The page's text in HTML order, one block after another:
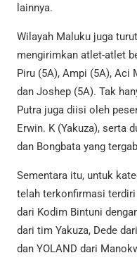
lainnya.
Wilayah Maluku juga
mengirimkan atlet-atlet
Piru (5A), Ampi (5A), Aci
dan Joshep (5A). Tak
Putra juga diisi oleh
Erwin. K (Yakuza), serta
dan Bongbata yang
Sementara itu, untuk
telah terkonfirmasi
dari Kodim Bintuni
dari tim Yakuza, Dede
dan YOLAND dari